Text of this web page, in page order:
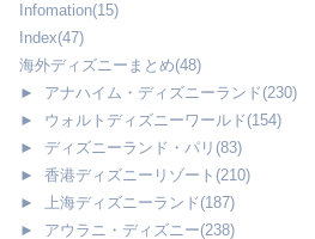
Infomation(15)
Index(47)
海外ディズニーまとめ(48)
►
アナハイム・ディズニーランド (230)
►
ウォルトディズニーワールド (154)
►
ディズニーランド・パリ (83)
►
香港ディズニーリゾート (210)
►
上海ディズニーランド (187)
►
アウラニ・ディズニー(238)